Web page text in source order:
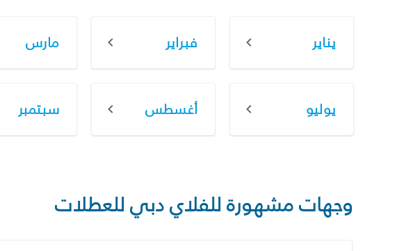
يناير فبراير مارس
يوليو أغسطس سبتمبر
وجهات مشهورة للفلاي دبي للعطلات